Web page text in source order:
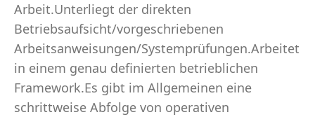
Arbeit.Unterliegt der direkten
Betriebsaufsicht/vorgeschriebenen
Arbeitsanweisungen/Systemprüfungen.Arbeitet
in einem genau definierten betrieblichen
Framework.Es gibt im Allgemeinen eine
schrittweise Abfolge von operativen